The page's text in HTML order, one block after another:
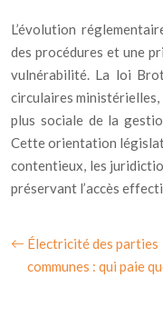
L’évolution
des procédures et une
vulnérabilité. La loi
circulaires
plus sociale de la
Cette orientation
contentieux, les
préservant l’accès
Électricité des parties
communes : qui paie